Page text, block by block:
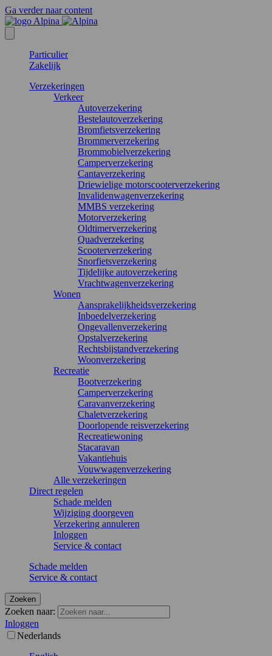
Ga verder naar content
Particulier
Zakelijk
Verzekeringen
Verkeer
Autoverzekering
Bestelautoverzekering
Bromfietsverzekering
Brommerverzekering
Brommobielverzekering
Camperverzekering
Cantaverzekering
Driewielige motorscooterverzekering
Invalidenwagenverzekering
MMBS verzekering
Motorverzekering
Oldtimerverzekering
Quadverzekering
Scooterverzekering
Snorfietsverzekering
Tijdelijke autoverzekering
Vrachtwagenverzekering
Wonen
Aansprakelijkheidsverzekering
Inboedelverzekering
Ongevallenverzekering
Opstalverzekering
Rechtsbijstandverzekering
Woonverzekering
Recreatie
Bootverzekering
Camperverzekering
Caravanverzekering
Chaletverzekering
Doorlopende reisverzekering
Recreatiewoning
Stacaravan
Vakantiehuis
Vouwwagenverzekering
Alle verzekeringen
Direct regelen
Schade melden
Wijziging doorgeven
Verzekering annuleren
Inloggen
Service & contact
Schade melden
Service & contact
Zoeken
Zoeken naar:
Inloggen
Nederlands